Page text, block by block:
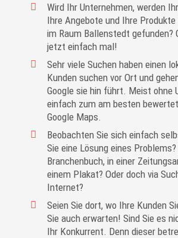
Wird Ihr Unternehmen, werden
Ihre Angebote und Ihre
im Raum Ballenstedt gefunden?
jetzt einfach mal!
Sehr viele Suchen haben einen
Kunden suchen vor Ort und
Google sie hin führt. Meist ohne
einfach zum am besten
Google Maps.
Beobachten Sie sich einfach
Sie eine Lösung eines
Branchenbuch, in einer
einem Plakat? Oder doch via
Internet?
Seien Sie dort, wo Ihre Kunden
Sie auch erwarten! Sind Sie es
Ihr Konkurrent. Denn dieser